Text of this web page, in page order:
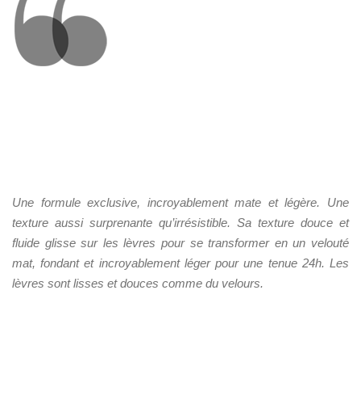
Une formule exclusive, incroyablement mate et légère. Une
texture aussi surprenante qu’irrésistible. Sa texture douce et
fluide glisse sur les lèvres pour se transformer en un velouté
mat, fondant et incroyablement léger pour une tenue 24h. Les
lèvres sont lisses et douces comme du velours.